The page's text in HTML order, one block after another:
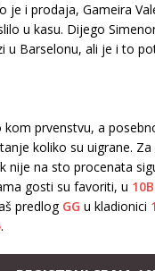
je i prodaja, Gameira
u kasu. Dijego
u Barselonu, ali je i to
prvenstvu, a
koliko su uigrane.
nije na sto procenata
gosti su favoriti, u
predlog GG u kladionici
.